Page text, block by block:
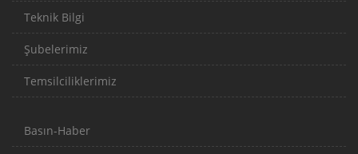
Teknik Bilgi
Şubelerimiz
Temsilciliklerimiz
Basın-Haber